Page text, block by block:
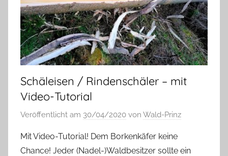
Schäleisen / Rindenschäler – mit
Video-Tutorial
Veröffentlicht am 30/04/2020 von Wald-Prinz
Mit Video-Tutorial! Dem Borkenkäfer keine
Chance! Jeder (Nadel-)Waldbesitzer sollte ein